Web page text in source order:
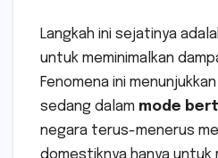
Langkah ini sejatinya
untuk meminimalkan
Fenomena ini
sedang dalam mode
negara terus-menerus
domestiknya hanya untuk